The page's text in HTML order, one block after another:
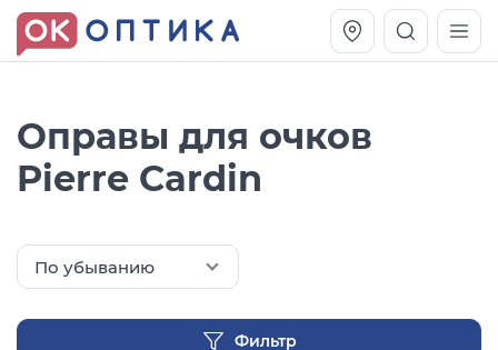
Оправы для очков
Pierre Cardin
По убыванию
Фильтр